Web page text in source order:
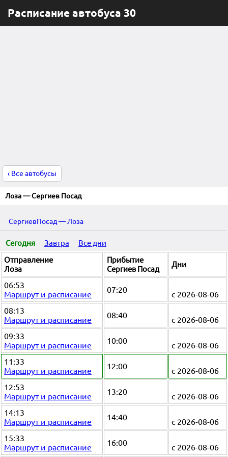
Расписание автобуса 30
‹ Все автобусы
Лоза — Сергиев Посад
СергиевПосад — Лоза
Сегодня Завтра
Все дни
Отправление
Лоза
Прибытие
Сергиев Посад
Дни
06:53
Маршрут и расписание
07:20
с 2026-08-06
08:13
Маршрут и расписание
08:40
с 2026-08-06
09:33
Маршрут и расписание
10:00
с 2026-08-06
11:33
Маршрут и расписание
12:00
с 2026-08-06
12:53
Маршрут и расписание
13:20
с 2026-08-06
14:13
Маршрут и расписание
14:40
с 2026-08-06
15:33
Маршрут и расписание
16:00 с 2026-08-06